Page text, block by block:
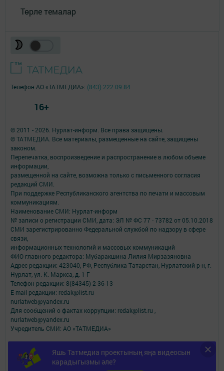
Төрле темалар
Яшь Татмедиа проектының яңа видеосын
карадыгызмы әле?
© 2011 - 2026. Нурлат-⁠информ. Все права защищены.
© ТАТМЕДИА. Все материалы, размещенные на сайте, защищены
законом.
Перепечатка, воспроизведение и распространение в любом объеме
информации,
размещенной на сайте, возможна только с письменного согласия
редакций СМИ.
При поддержке Республиканского агентства по печати и массовым
коммуникациям.
Наименование СМИ: Нурлат-⁠информ
№ записи о регистрации СМИ, дата: ЭЛ № ФС 77 -⁠ 73782 от 05.10.2018
СМИ зарегистрированно Федеральной службой по надзору в сфере
связи,
информационных технологий и массовых коммуникаций
ФИО главного редактора: Мубаракшина Лилия Мирзазяновна
Адрес редакции: 423040, РФ, Республика Татарстан, Нурлатский р-н, г.
Нурлат, ул. К. Маркса, д. 1 Г
Телефон редакции: 8(84345) 2-36-13
E-mail редакции: redak@list.ru
nurlatweb@yandex.ru
Для сообщений о фактах коррупции: redak@list.ru ,
nurlatweb@yandex.ru
Учредитель СМИ: АО «ТАТМЕДИА»
Антикоррупционная политика
АО «ТАТМЕДИА» использует «cookie»для персонализации сервисов и
удобства пользователей сайтом.
Телефон АО «ТАТМЕДИА»: (843) 222 09 84
16+